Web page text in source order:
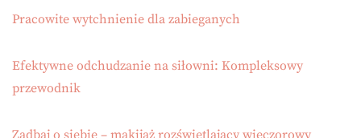
Pracowite wytchnienie dla zabieganych
Efektywne odchudzanie na siłowni: Kompleksowy
przewodnik